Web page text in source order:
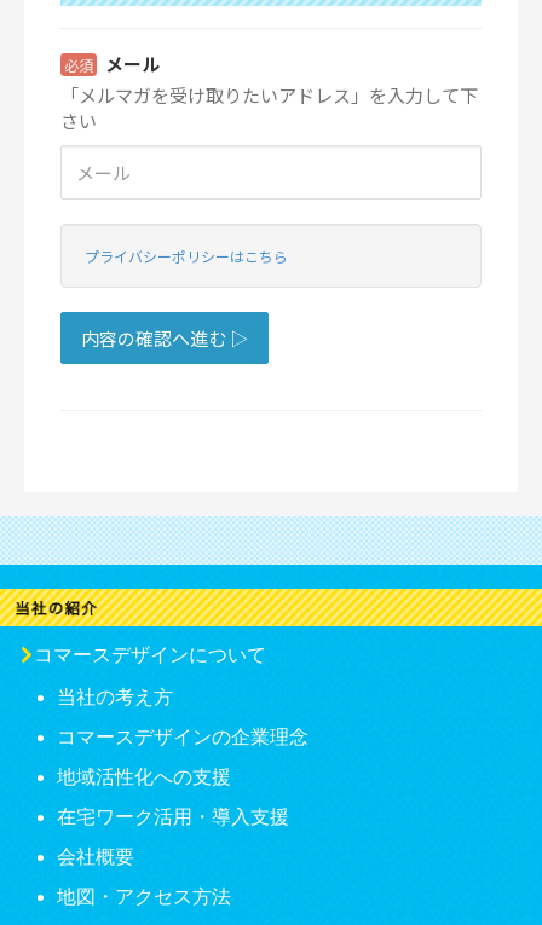
コマースデザインについて
当社の考え方
コマースデザインの企業理念
地域活性化への支援
在宅ワーク活用・導入支援
会社概要
地図・アクセス方法